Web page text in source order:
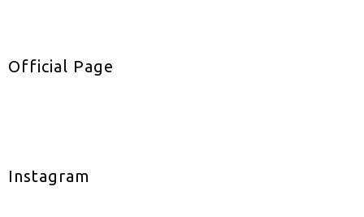
Official Page
Instagram